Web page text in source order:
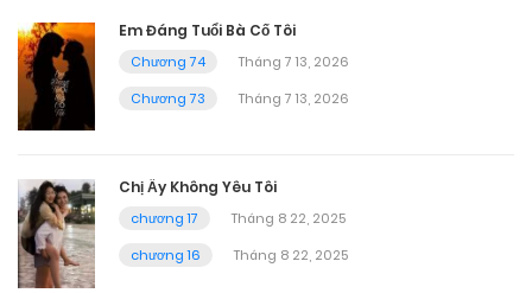
Em Đáng Tuổi Bà Cố Tôi
Chương 74
Tháng 7 13, 2026
Chương 73
Tháng 7 13, 2026
Chị Ấy Không Yêu Tôi
chương 17
Tháng 8 22, 2025
chương 16
Tháng 8 22, 2025